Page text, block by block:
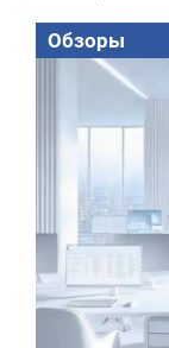
Обзоры